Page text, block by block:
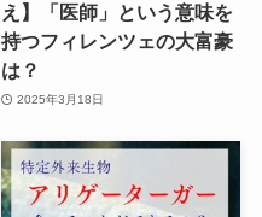
え】「医師」という意味を
持つフィレンツェの大富豪
は？
2025年3月18日